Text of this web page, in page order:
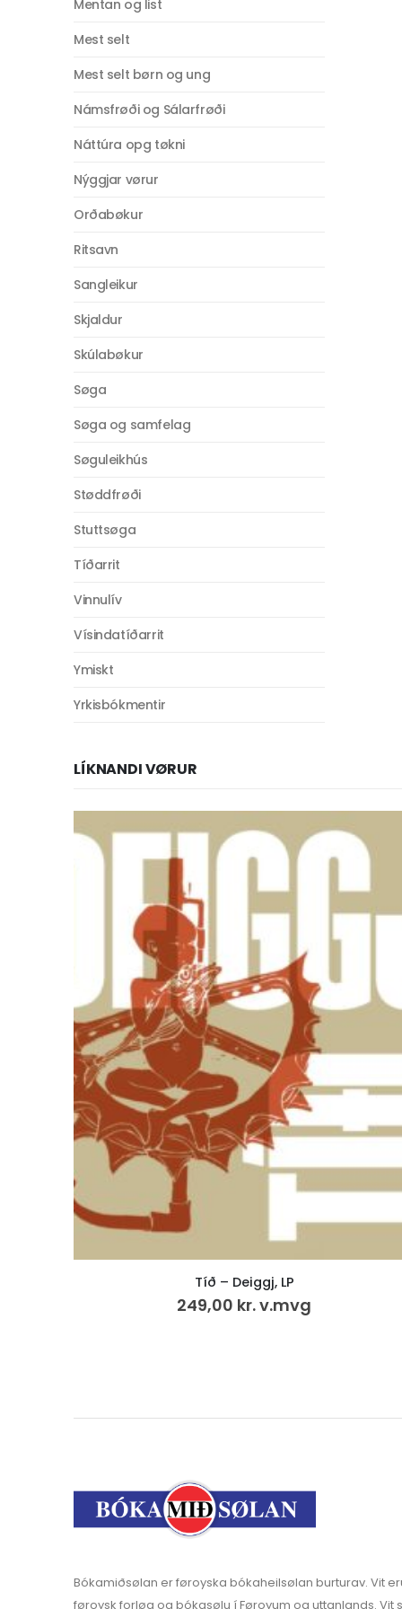
Mentan og list
Mest selt
Mest selt børn og ung
Námsfrøði og Sálarfrøði
Náttúra opg tøkni
Nýggjar vørur
Orðabøkur
Ritsavn
Sangleikur
Skjaldur
Skúlabøkur
Søga
Søga og samfelag
Søguleikhús
Støddfrøði
Stuttsøga
Tíðarrit
Vinnulív
Vísindatíðarrit
Ymiskt
Yrkisbókmentir
LÍKNANDI VØRUR
ÚTSELT
L’Art féroien
50,00kr.
Bókamiðsølan er føroyska bókaheilsølan burturav. Vit
føroysk forløg og bókasølu í Føroyum og uttanlands.